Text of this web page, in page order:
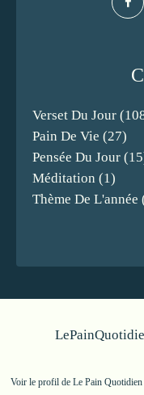
Verset Du Jour
Pain De Vie (27)
Pensée Du Jour
Méditation (1)
Thème De L'année
Voir le profil de Le Pain Quotidien